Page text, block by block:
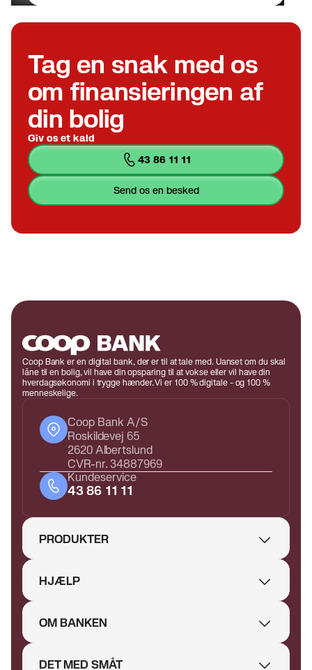
Tag en snak med os
om finansieringen af
din bolig
Giv os et kald
43 86 11 11
send os en besked
Coop Bank er en digital bank, der er til at tale med. Uanset om du skal
låne til en bolig, vil have din opsparing til at vokse eller vil have din
hverdagsøkonomi i trygge hænder. Vi er 100 % digitale - og 100 %
menneskelige.
Coop Bank A/S
Roskildevej 65
2620 Albertslund
CVR-nr. 34887969
Kundeservice
43 86 11 11
PRODUKTER
HJÆLP
OM BANKEN
DET MED SMÅT